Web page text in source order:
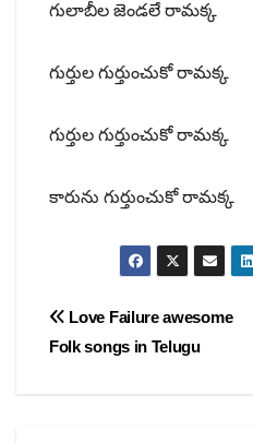
గులాబీల జెండలే రామక్క
గుర్తుల గుర్తుంచుకో రామక్క
గుర్తుల గుర్తుంచుకో రామక్క
కారును గుర్తుంచుకో రామక్క
Post
navigation
Love Failure awesome
Folk songs in Telugu